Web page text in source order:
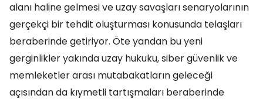
alanı haline gelmesi ve uzay savaşları senaryolarının
gerçekçi bir tehdit oluşturması konusunda telaşları
beraberinde getiriyor. Öte yandan bu yeni
gerginlikler yakında uzay hukuku, siber güvenlik ve
memleketler arası mutabakatların geleceği
açısından da kıymetli tartışmaları beraberinde